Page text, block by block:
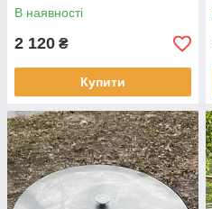
В наявності
2 120 ₴
Купити